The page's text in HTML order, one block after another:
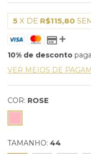
5 X DE R$115,80
10% de desconto
VER MEIOS DE
COR: ROSE
TAMANHO: 44